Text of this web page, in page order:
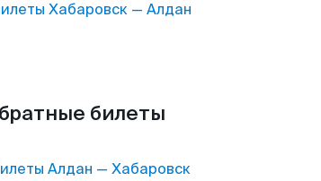
Хабаровск — Алдан
билеты
Алдан — Хабаровск